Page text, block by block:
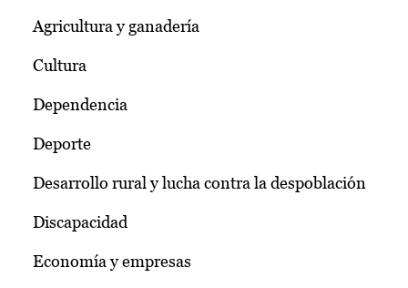
Agricultura y ganadería
Cultura
Dependencia
Deporte
Desarrollo rural y lucha contra la despoblación
Discapacidad
Economía y empresas